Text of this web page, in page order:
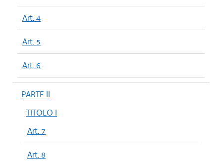
Art. 4
Art. 5
Art. 6
PARTE II
TITOLO I
Art. 7
Art. 8